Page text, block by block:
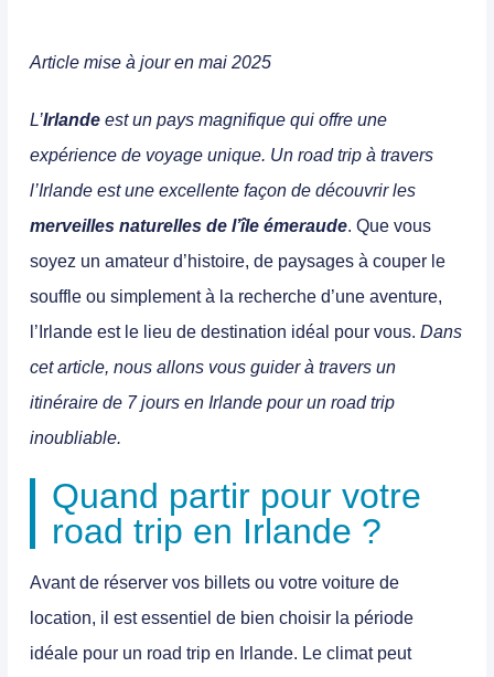
Article mise à jour en mai 2025
L’Irlande est un pays magnifique qui offre une
expérience de voyage unique. Un road trip à travers
l’Irlande est une excellente façon de découvrir les
merveilles naturelles de l’île émeraude. Que vous
soyez un amateur d’histoire, de paysages à couper le
souffle ou simplement à la recherche d’une aventure,
l’Irlande est le lieu de destination idéal pour vous. Dans
cet article, nous allons vous guider à travers un
itinéraire de 7 jours en Irlande pour un road trip
inoubliable.
Quand partir pour votre
road trip en Irlande ?
Avant de réserver vos billets ou votre voiture de
location, il est essentiel de bien choisir la période
idéale pour un road trip en Irlande. Le climat peut